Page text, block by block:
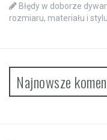
Błędy w doborze
rozmiaru, materiału i
Najnowsze